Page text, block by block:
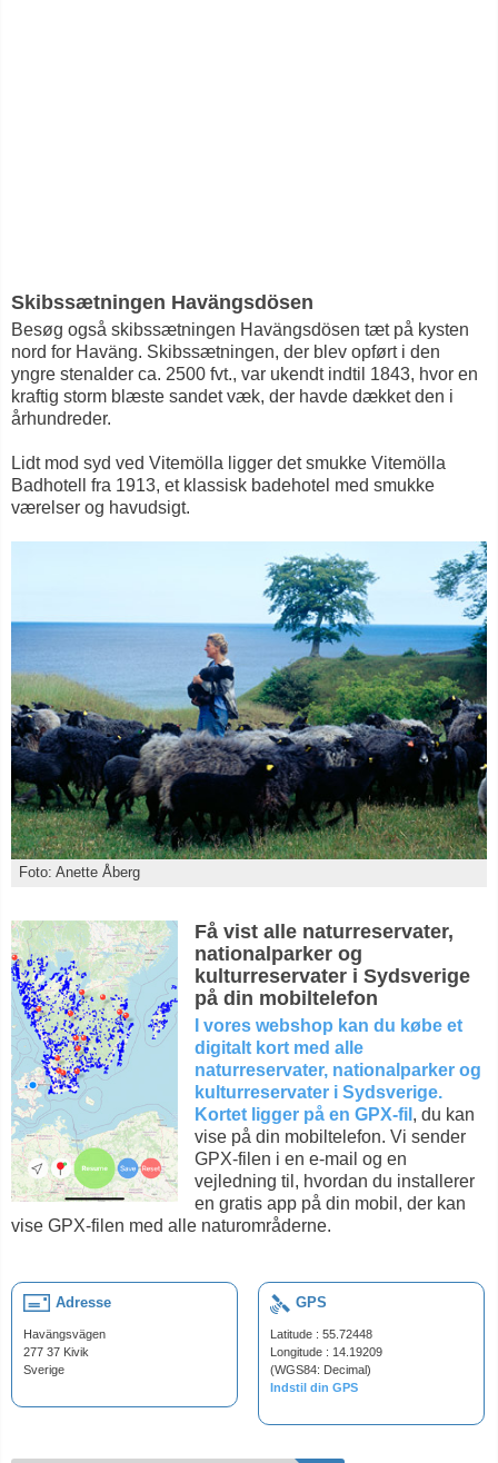
Skibssætningen Havängsdösen
Besøg også skibssætningen Havängsdösen tæt på kysten
nord for Haväng. Skibssætningen, der blev opført i den
yngre stenalder ca. 2500 fvt., var ukendt indtil 1843, hvor en
kraftig storm blæste sandet væk, der havde dækket den i
århundreder.
Lidt mod syd ved Vitemölla ligger det smukke Vitemölla
Badhotell fra 1913, et klassisk badehotel med smukke
værelser og havudsigt.
Foto: Anette Åberg
Få vist alle naturreservater,
nationalparker og
kulturreservater i Sydsverige
på din mobiltelefon
I vores webshop kan du købe et
digitalt kort med alle
naturreservater, nationalparker og
kulturreservater i Sydsverige.
Kortet ligger på en GPX-fil , du kan
vise på din mobiltelefon. Vi sender
GPX-filen i en e-mail og en
vejledning til, hvordan du installerer
en gratis app på din mobil, der kan
vise GPX-filen med alle naturområderne.
Adresse
Havängsvägen
277 37 Kivik
Sverige
GPS
Latitude : 55.72448
Longitude : 14.19209
(WGS84: Decimal)
Indstil din GPS